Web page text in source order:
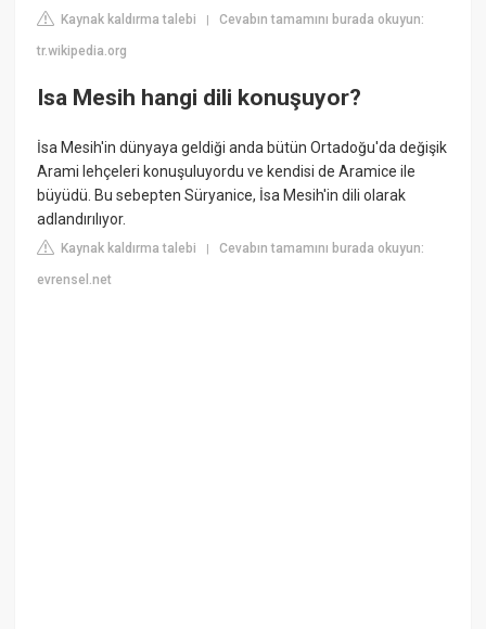
Kaynak kaldırma talebi |Cevabın tamamını burada okuyun:
tr.wikipedia.org
Isa Mesih hangi dili konuşuyor?
İsa Mesih'in dünyaya geldiği anda bütün Ortadoğu'da değişik
Arami lehçeleri konuşuluyordu ve kendisi de Aramice ile
büyüdü. Bu sebepten Süryanice, İsa Mesih'in dili olarak
adlandırılıyor.
Kaynak kaldırma talebi |Cevabın tamamını burada okuyun:
evrensel.net